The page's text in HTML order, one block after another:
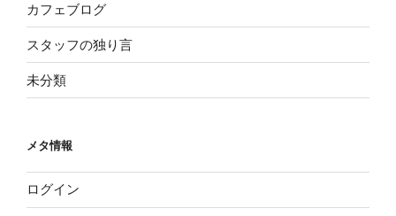
カフェブログ
スタッフの独り言
未分類
メタ情報
ログイン